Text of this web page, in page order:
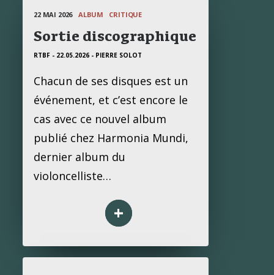
22 MAI 2026 ALBUM CRITIQUE
Sortie discographique
RTBF - 22.05.2026 - PIERRE SOLOT
Chacun de ses disques est un
événement, et c’est encore le
cas avec ce nouvel album
publié chez Harmonia Mundi,
dernier album du
violoncelliste…
+